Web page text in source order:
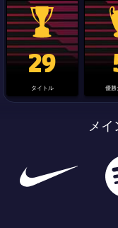
La Liga trophy
29
タイトル 優勝
メ